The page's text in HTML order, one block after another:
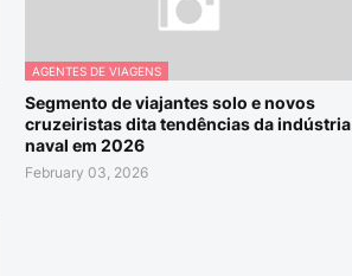
AGENTES DE VIAGENS
Segmento de viajantes solo e novos
cruzeiristas dita tendências da indústria
naval em 2026
February 03, 2026